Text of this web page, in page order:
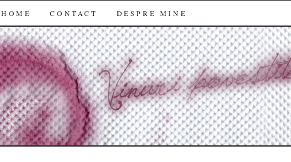
SKIP
TO
CONTENT
HOME CONTACT DESPRE MINE